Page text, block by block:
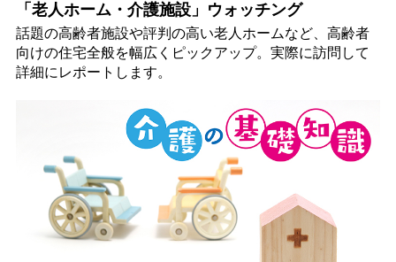
「老人ホーム・介護施設」ウォッチング
話題の高齢者施設や評判の高い老人ホームなど、高齢者
向けの住宅全般を幅広くピックアップ。実際に訪問して
詳細にレポートします。